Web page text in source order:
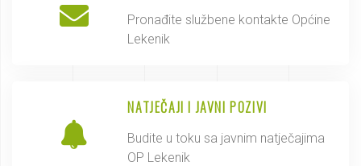
Pronađite službene kontakte Općine
Lekenik
NATJEČAJI I JAVNI POZIVI
Budite u toku sa javnim natječajima
OP Lekenik